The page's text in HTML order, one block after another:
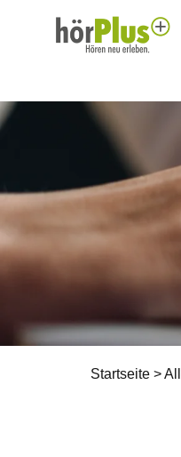
Startseite >